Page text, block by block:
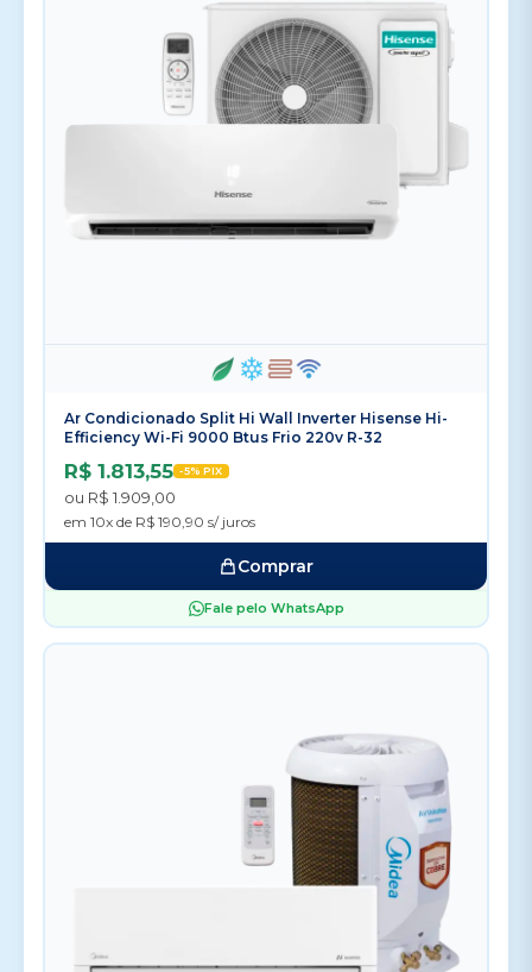
Ar Condicionado Split Hi Wall Inverter Hisense Hi-
Efficiency Wi-Fi 9000 Btus Frio 220v R-32
R$ 1.813,55 -5% PIX
ou R$ 1.909,00
em 10x de R$ 190,90 s/ juros
Comprar
Fale pelo WhatsApp